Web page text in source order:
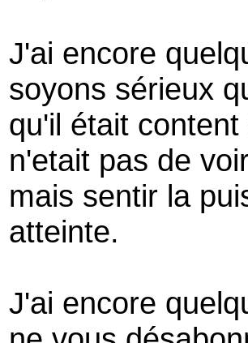
J'ai encore
soyons sérieux
qu'il était
n'etait pas de
mais sentir la
atteinte.
J'ai encore